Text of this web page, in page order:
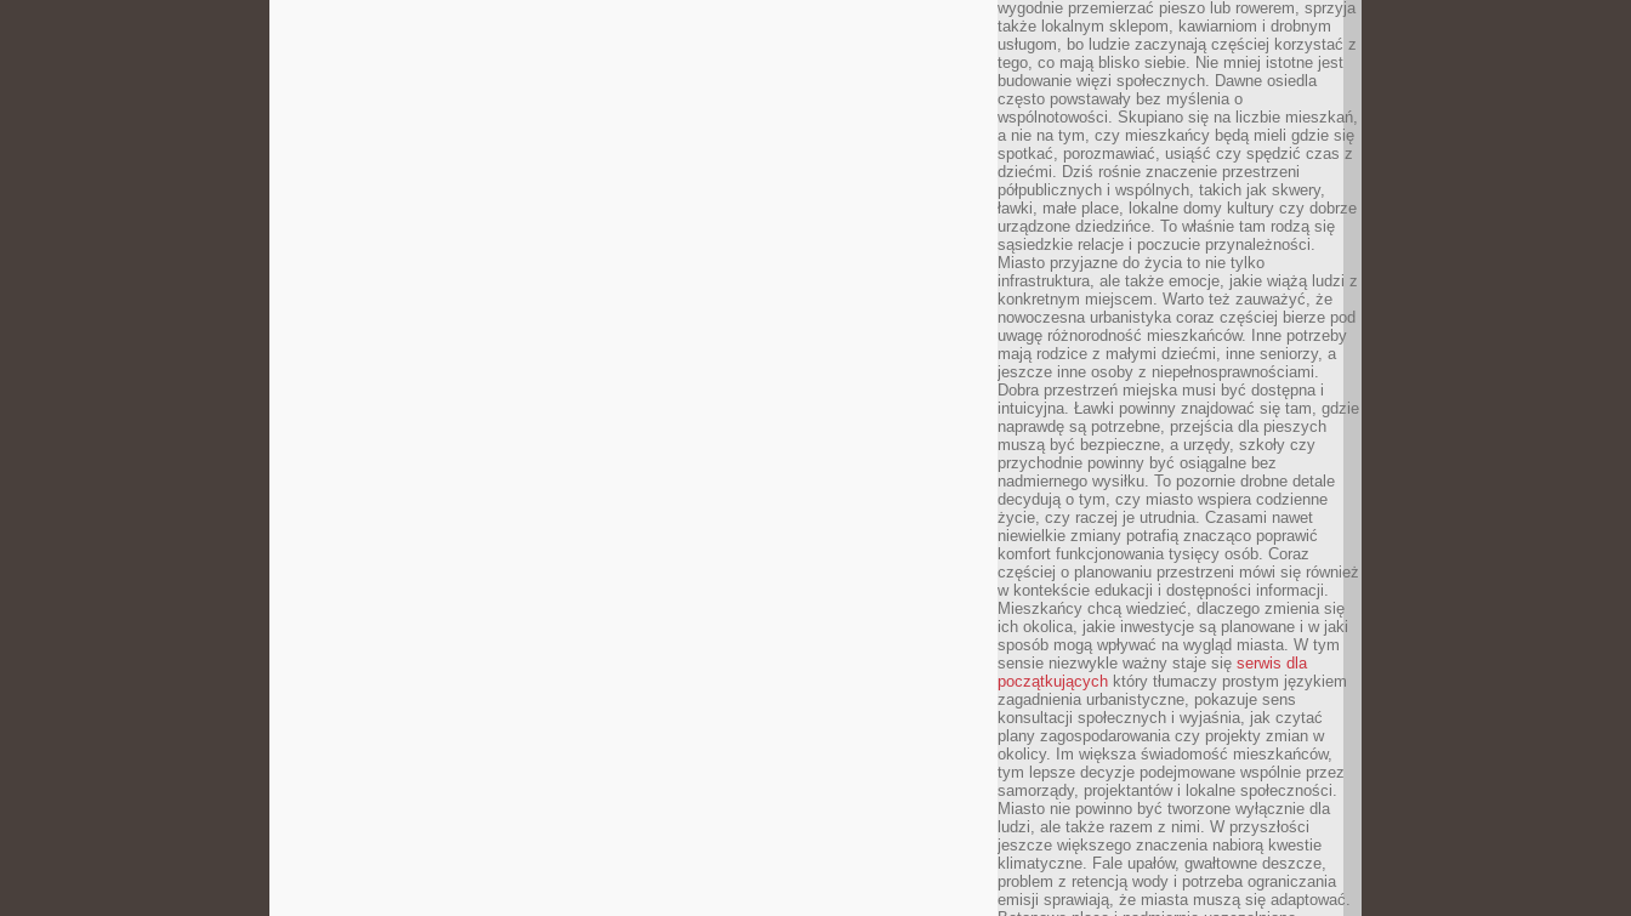
wygodnie przemierzać pieszo lub rowerem, sprzyja
także lokalnym sklepom, kawiarniom i drobnym
usługom, bo ludzie zaczynają częściej korzystać z
tego, co mają blisko siebie. Nie mniej istotne jest
budowanie więzi społecznych. Dawne osiedla
często powstawały bez myślenia o
wspólnotowości. Skupiano się na liczbie mieszkań,
a nie na tym, czy mieszkańcy będą mieli gdzie się
spotkać, porozmawiać, usiąść czy spędzić czas z
dziećmi. Dziś rośnie znaczenie przestrzeni
półpublicznych i wspólnych, takich jak skwery,
ławki, małe place, lokalne domy kultury czy dobrze
urządzone dziedzińce. To właśnie tam rodzą się
sąsiedzkie relacje i poczucie przynależności.
Miasto przyjazne do życia to nie tylko
infrastruktura, ale także emocje, jakie wiążą ludzi z
konkretnym miejscem. Warto też zauważyć, że
nowoczesna urbanistyka coraz częściej bierze pod
uwagę różnorodność mieszkańców. Inne potrzeby
mają rodzice z małymi dziećmi, inne seniorzy, a
jeszcze inne osoby z niepełnosprawnościami.
Dobra przestrzeń miejska musi być dostępna i
intuicyjna. Ławki powinny znajdować się tam, gdzie
naprawdę są potrzebne, przejścia dla pieszych
muszą być bezpieczne, a urzędy, szkoły czy
przychodnie powinny być osiągalne bez
nadmiernego wysiłku. To pozornie drobne detale
decydują o tym, czy miasto wspiera codzienne
życie, czy raczej je utrudnia. Czasami nawet
niewielkie zmiany potrafią znacząco poprawić
komfort funkcjonowania tysięcy osób. Coraz
częściej o planowaniu przestrzeni mówi się również
w kontekście edukacji i dostępności informacji.
Mieszkańcy chcą wiedzieć, dlaczego zmienia się
ich okolica, jakie inwestycje są planowane i w jaki
sposób mogą wpływać na wygląd miasta. W tym
sensie niezwykle ważny staje się serwis dla
początkujących który tłumaczy prostym językiem
zagadnienia urbanistyczne, pokazuje sens
konsultacji społecznych i wyjaśnia, jak czytać
plany zagospodarowania czy projekty zmian w
okolicy. Im większa świadomość mieszkańców,
tym lepsze decyzje podejmowane wspólnie przez
samorządy, projektantów i lokalne społeczności.
Miasto nie powinno być tworzone wyłącznie dla
ludzi, ale także razem z nimi. W przyszłości
jeszcze większego znaczenia nabiorą kwestie
klimatyczne. Fale upałów, gwałtowne deszcze,
problem z retencją wody i potrzeba ograniczania
emisji sprawiają, że miasta muszą się adaptować.